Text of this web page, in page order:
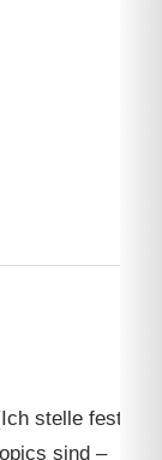
stelle fest,
sind –